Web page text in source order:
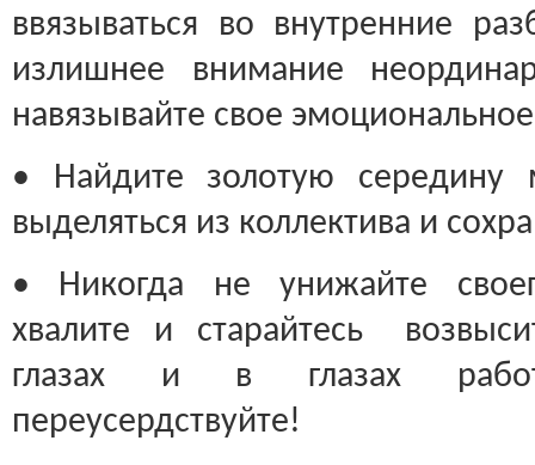
ввязываться во внутренние
излишнее внимание
навязывайте свое
• Найдите золотую
выделяться из коллектива и
• Никогда не унижайте
хвалите и старайтесь
глазах и в глазах
переусердствуйте!